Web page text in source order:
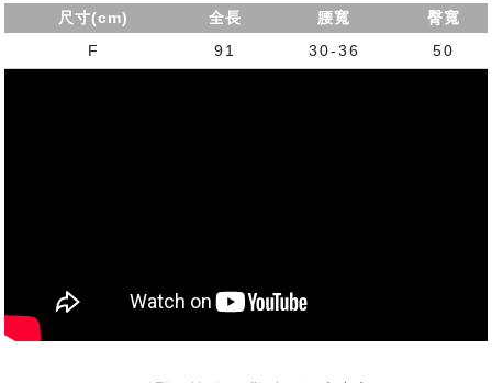
尺寸(cm) 全長 腰寬
臀寬
F
91 30-36 50